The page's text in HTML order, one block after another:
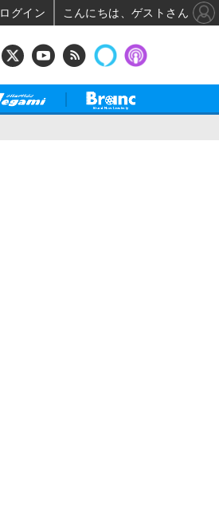
ログイン こんにちは、ゲストさん